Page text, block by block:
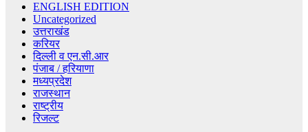
ENGLISH EDITION
Uncategorized
उत्तराखंड
करियर
दिल्ली व एन.सी.आर
पंजाब / हरियाणा
मध्यप्रदेश
राजस्थान
राष्ट्रीय
रिजल्ट